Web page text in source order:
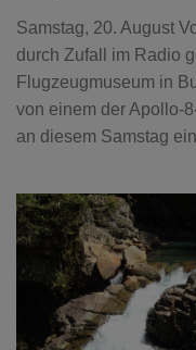
Samstag, 20. August
durch Zufall im Radio
Flugzeugmuseum in
von einem der Apollo-
an diesem Samstag